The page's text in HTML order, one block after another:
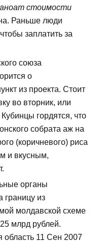
стоимости
Раньше люди
заплатить за
союза
о
из проекта. Стоит
во вторник, или
гордятся, что
собрата аж на
(коричневого) риса
и вкусным,
органы
границу из
молдавской схеме
млрд рублей.
область 11 Сен 2007